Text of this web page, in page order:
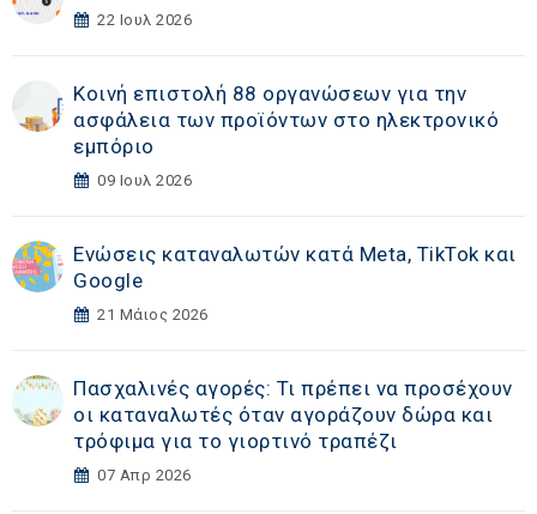
22 Ιουλ 2026
Κοινή επιστολή 88 οργανώσεων για την
ασφάλεια των προϊόντων στο ηλεκτρονικό
εμπόριο
09 Ιουλ 2026
Ενώσεις καταναλωτών κατά Meta, TikTok και
Google
21 Μάιος 2026
Πασχαλινές αγορές: Τι πρέπει να προσέχουν
οι καταναλωτές όταν αγοράζουν δώρα και
τρόφιμα για το γιορτινό τραπέζι
07 Απρ 2026